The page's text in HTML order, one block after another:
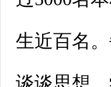
生近百名